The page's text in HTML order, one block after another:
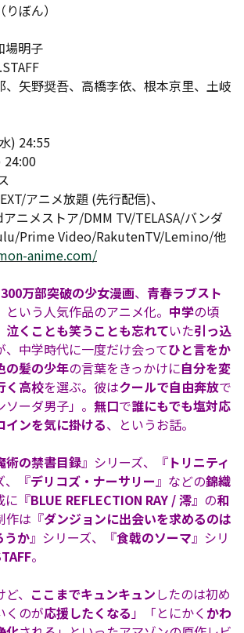
ぼん）
場明子
、矢野奨吾、高橋李依、根本京里、土岐
) 24:55
24:00
アニメ放題 (先行配信)、
アニメストア/DMM TV/TELASA/バンダ
Prime Video/RakutenTV/Lemino/他
anime.com/
万部突破の少女漫画、 青春ラブスト
という人気作品のアニメ化。 中学の頃
泣くことも笑うことも忘れていた引っ込
、中学時代に一度だけ会ってひと言をか
の髪の少年の言葉をきっかけに自分を変
く高校を選ぶ。彼はクールで自由奔放で
ーダ男子」。 無口で誰にもでも塩対応
インを気に掛ける、というお話。
術の禁書目録』シリーズ、『トリニティ
、『デリコズ・ナーサリー』などの錦織
に『BLUE REFLECTION RAY / 澪』の和
作は『ダンジョンに出会いを求めるのは
うか』シリーズ、『食戟のソーマ』シリ
。
、 ここまでキュンキュンしたのは初め
くのが応援したくなる」「とにかく かわ